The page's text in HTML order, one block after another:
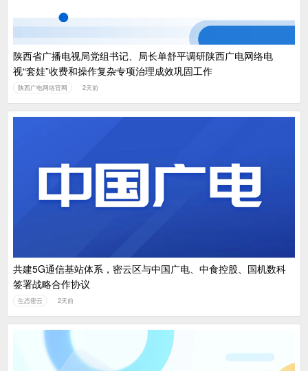
陕西省广播电视局党组书记、局长单舒平调研陕西广电网络电
视“套娃”收费和操作复杂专项治理成效巩固工作
陕西广电网络官网 2天前
共建5G通信基站体系，密云区与中国广电、中食控股、国机数科
签署战略合作协议
生态密云 2天前